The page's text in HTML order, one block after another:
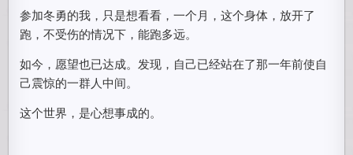
参加冬勇的我，只是想看看，一个月，这个身体，放开了
跑，不受伤的情况下，能跑多远。
如今，愿望也已达成。发现，自己已经站在了那一年前使自
己震惊的一群人中间。
这个世界，是心想事成的。